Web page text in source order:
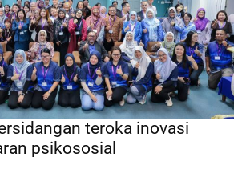
teroka inovasi
psikososial